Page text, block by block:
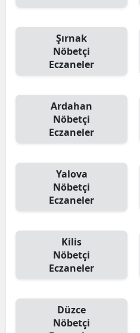
Şırnak
Nöbetçi
Eczaneler
Ardahan
Nöbetçi
Eczaneler
Yalova
Nöbetçi
Eczaneler
Kilis
Nöbetçi
Eczaneler
Düzce
Nöbetçi